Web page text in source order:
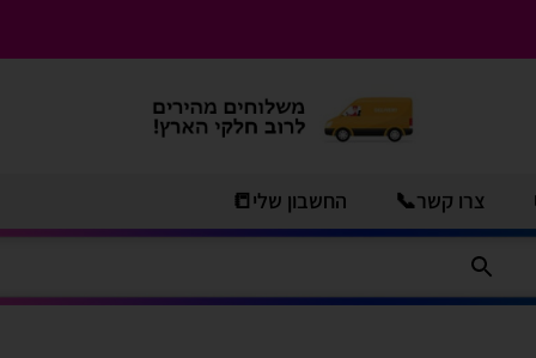
צרו קשר📞 החשבון שלי📒